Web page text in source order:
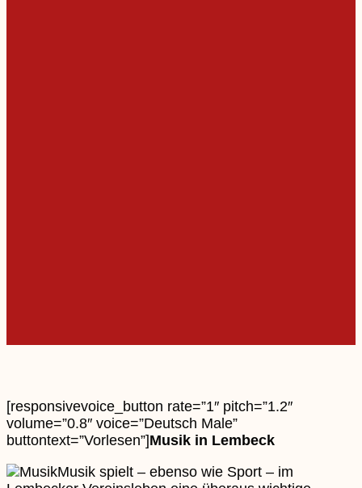
[responsivevoice_button rate=”1″ pitch=”1.2″
volume=”0.8″ voice=”Deutsch Male”
buttontext=”Vorlesen”]Musik in Lembeck
Musik spielt – ebenso wie Sport – im